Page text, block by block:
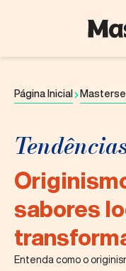
Página Inicial
sabores
Entenda como o